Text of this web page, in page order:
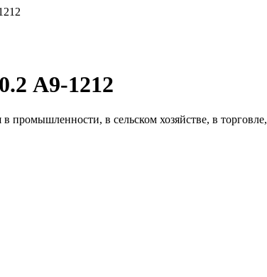
А9-1212
в сельском хозяйстве, в